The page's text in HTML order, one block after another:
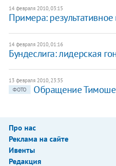
14 февраля 2010, 03:15
Примера:
14 февраля 2010, 01:16
Бундеслига: лидерская
13 февраля 2010, 23:35
ФОТО
Обращение
Про нас
Реклама на сайте
Ивенты
Редакция